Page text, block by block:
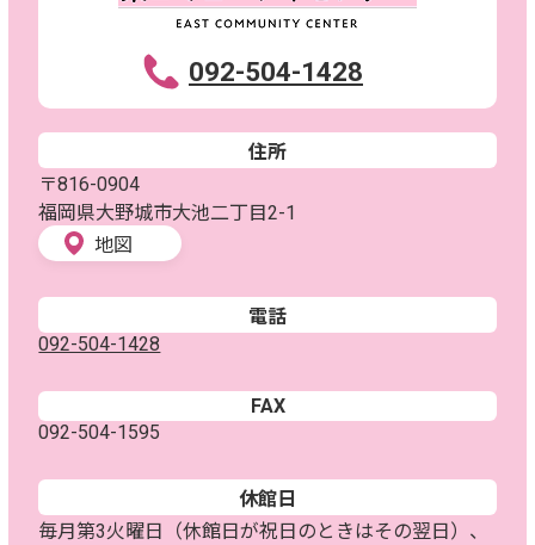
092-504-1428
住所
〒816-0904
福岡県大野城市大池二丁目2-1
地図
電話
092-504-1428
FAX
092-504-1595
休館日
毎月第3火曜日（休館日が祝日のときはその翌日）、